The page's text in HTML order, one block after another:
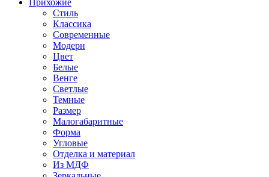
Прихожие
Стиль
Классика
Современные
Модерн
Цвет
Белые
Венге
Светлые
Темные
Размер
Малогабаритные
Форма
Угловые
Отделка и материал
Из МДФ